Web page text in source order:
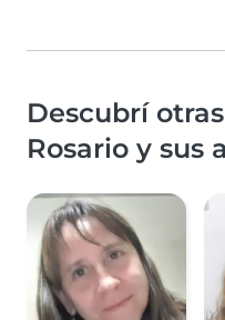
Descubrí
Rosario y sus